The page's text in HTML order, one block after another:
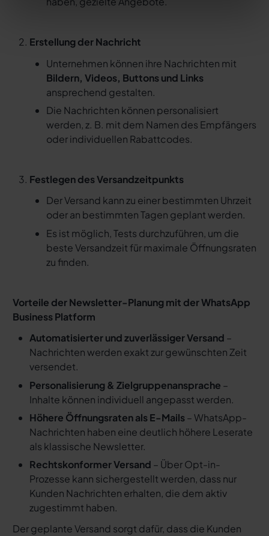
Erstellung der Nachricht
Unternehmen können ihre Nachrichten mit
Bildern, Videos, Buttons und Links
ansprechend gestalten.
Die Nachrichten können personalisiert
werden, z. B. mit dem Namen des Empfängers
oder individuellen Rabattcodes.
Festlegen des Versandzeitpunkts
Der Versand kann zu einer bestimmten Uhrzeit
oder an bestimmten Tagen geplant werden.
Es ist möglich, Tests durchzuführen, um die
beste Versandzeit für maximale Öffnungsraten
zu finden.
Vorteile der Newsletter-Planung mit der WhatsApp
Business Platform
Automatisierter und zuverlässiger Versand –
Nachrichten werden exakt zur gewünschten Zeit
versendet.
Personalisierung & Zielgruppenansprache –
Inhalte können individuell angepasst werden.
Höhere Öffnungsraten als E-Mails– WhatsApp-
Nachrichten haben eine deutlich höhere Leserate
als klassische Newsletter.
Rechtskonformer Versand – Über Opt-in-
Prozesse kann sichergestellt werden, dass nur
Kunden Nachrichten erhalten, die dem aktiv
zugestimmt haben.
Der geplante Versand sorgt dafür, dass die Kunden